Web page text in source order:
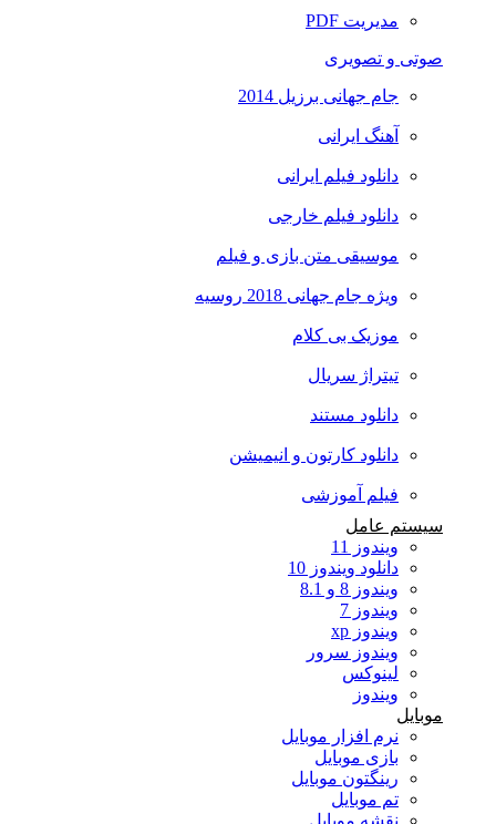
مدیریت PDF
صوتی و تصویری
جام جهانی برزیل 2014
آهنگ ایرانی
دانلود فیلم ایرانی
دانلود فیلم خارجی
موسیقی متن بازی و فیلم
ویژه جام جهانی 2018 روسیه
موزیک بی کلام
تیتراژ سریال
دانلود مستند
دانلود کارتون و انیمیشن
فیلم آموزشی
سیستم عامل
ویندوز 11
دانلود ویندوز 10
ویندوز 8 و 8.1
ویندوز 7
ویندوز xp
ویندوز سرور
لینوکس
ویندوز
نرم افزار موبایل
بازی موبایل
رینگتون موبایل
تم موبایل
نقشه موبایل